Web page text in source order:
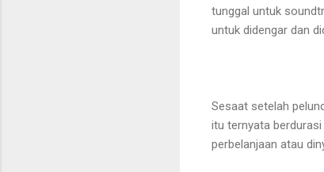
tunggal untuk
untuk didengar dan
Sesaat setelah
itu ternyata
perbelanjaan atau